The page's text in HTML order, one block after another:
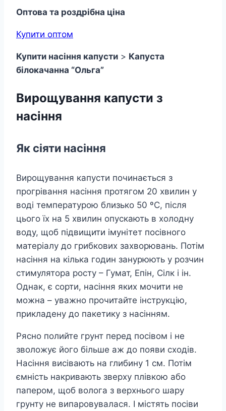
Оптова та роздрібна ціна
Купити оптом
Купити насіння капусти > Капуста
білокачанна “Ольга”
Вирощування капусти з
насіння
Як сіяти насіння
Вирощування капусти починається з
прогрівання насіння протягом 20 хвилин у
воді температурою близько 50 ºC, після
цього їх на 5 хвилин опускають в холодну
воду, щоб підвищити імунітет посівного
матеріалу до грибкових захворювань. Потім
насіння на кілька годин занурюють у розчин
стимулятора росту – Гумат, Епін, Сілк і ін.
Однак, є сорти, насіння яких мочити не
можна – уважно прочитайте інструкцію,
прикладену до пакетику з насінням.
Рясно полийте грунт перед посівом і не
зволожує його більше аж до появи сходів.
Насіння висівають на глибину 1 см. Потім
ємність накривають зверху плівкою або
папером, щоб волога з верхнього шару
грунту не випаровувалася. І містять посіви